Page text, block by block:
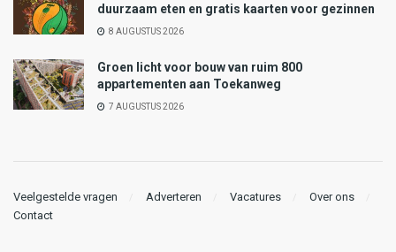
duurzaam eten en gratis kaarten voor gezinnen
8 AUGUSTUS 2026
Groen licht voor bouw van ruim 800
appartementen aan Toekanweg
7 AUGUSTUS 2026
Veelgestelde vragen Adverteren Vacatures
Over ons
Contact